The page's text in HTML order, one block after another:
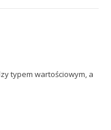
typem wartościowym, a